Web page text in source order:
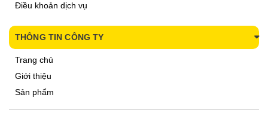
Điều khoản dịch vụ
THÔNG TIN CÔNG TY
Trang chủ
Giới thiệu
Sản phẩm